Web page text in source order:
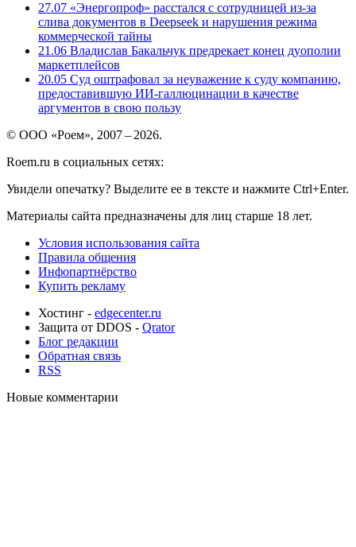
27.07 «Энергопроф» расстался с сотрудницей из-за
слива документов в Deepseek и нарушения режима
коммерческой тайны
21.06 Владислав Бакальчук предрекает конец дуополии
маркетплейсов
20.05 Суд оштрафовал за неуважение к суду компанию,
предоставившую ИИ-галлюцинации в качестве
аргументов в свою пользу
© ООО «Роем», 2007 – 2026.
Roem.ru в социальных сетях:
Увидели опечатку? Выделите ее в тексте и нажмите Ctrl+Enter.
Материалы сайта предназначены для лиц старше 18 лет.
Условия использования сайта
Правила общения
Инфопартнёрство
Купить рекламу
Хостинг - edgecenter.ru
Защита от DDOS - Qrator
Блог редакции
Обратная связь
RSS
Новые комментарии